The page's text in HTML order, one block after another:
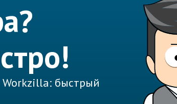
Workzilla: быстрый